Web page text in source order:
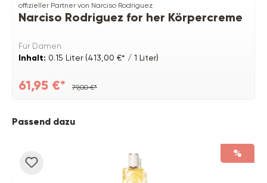
offizieller Partner von Narciso Rodriguez
Narciso Rodriguez for her Körpercreme
Für Damen
Inhalt: 0.15 Liter(413,00 €* / 1 Liter)
61,95 €* 79,00 €*
Produktgalerie überspringen
Passend dazu
%